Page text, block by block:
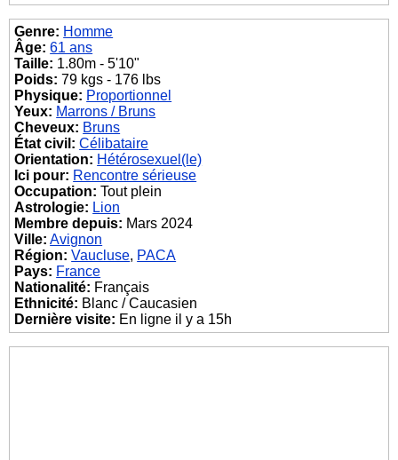
Genre: Homme
Âge: 61 ans
Taille: 1.80m - 5'10"
Poids: 79 kgs - 176 lbs
Physique: Proportionnel
Yeux: Marrons / Bruns
Cheveux: Bruns
État civil: Célibataire
Orientation: Hétérosexuel(le)
Ici pour: Rencontre sérieuse
Occupation: Tout plein
Astrologie: Lion
Membre depuis: Mars 2024
Ville: Avignon
Région: Vaucluse, PACA
Pays: France
Nationalité: Français
Ethnicité: Blanc / Caucasien
Dernière visite: En ligne il y a 15h